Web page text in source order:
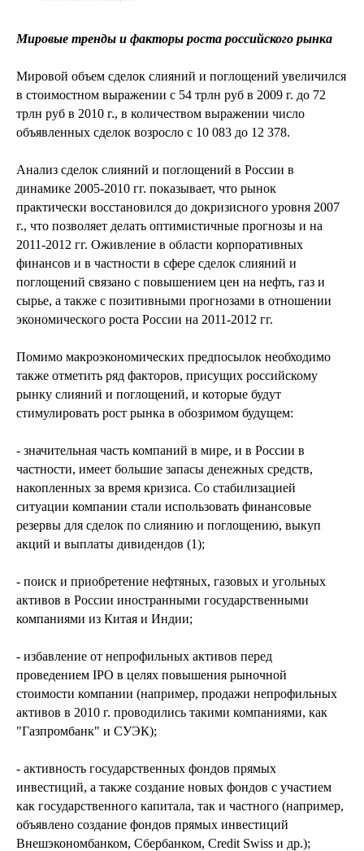
Мировые тренды и факторы роста российского рынка
Мировой объем сделок слияний и поглощений увеличился
в стоимостном выражении с 54 трлн руб в 2009 г. до 72
трлн руб в 2010 г., в количеством выражении число
объявленных сделок возросло с 10 083 до 12 378.
Анализ сделок слияний и поглощений в России в
динамике 2005-2010 гг. показывает, что рынок
практически восстановился до докризисного уровня 2007
г., что позволяет делать оптимистичные прогнозы и на
2011-2012 гг. Оживление в области корпоративных
финансов и в частности в сфере сделок слияний и
поглощений связано с повышением цен на нефть, газ и
сырье, а также с позитивными прогнозами в отношении
экономического роста России на 2011-2012 гг.
Помимо макроэкономических предпосылок необходимо
также отметить ряд факторов, присущих российскому
рынку слияний и поглощений, и которые будут
стимулировать рост рынка в обозримом будущем:
- значительная часть компаний в мире, и в России в
частности, имеет большие запасы денежных средств,
накопленных за время кризиса. Со стабилизацией
ситуации компании стали использовать финансовые
резервы для сделок по слиянию и поглощению, выкуп
акций и выплаты дивидендов (1);
- поиск и приобретение нефтяных, газовых и угольных
активов в России иностранными государственными
компаниями из Китая и Индии;
- избавление от непрофильных активов перед
проведением IPO в целях повышения рыночной
стоимости компании (например, продажи непрофильных
активов в 2010 г. проводились такими компаниями, как
"Газпромбанк" и СУЭК);
- активность государственных фондов прямых
инвестиций, а также создание новых фондов с участием
как государственного капитала, так и частного (например,
объявлено создание фондов прямых инвестиций
Внешэкономбанком, Сбербанком, Credit Swiss и др.);